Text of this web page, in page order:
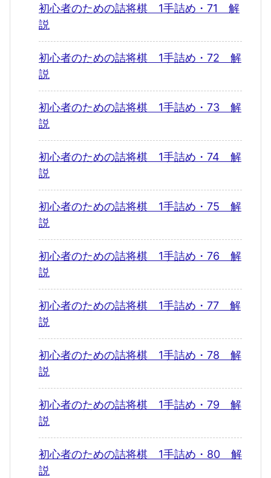
初心者のための詰将棋 1手詰め・71 解
説
初心者のための詰将棋 1手詰め・72 解
説
初心者のための詰将棋 1手詰め・73 解
説
初心者のための詰将棋 1手詰め・74 解
説
初心者のための詰将棋 1手詰め・75 解
説
初心者のための詰将棋 1手詰め・76 解
説
初心者のための詰将棋 1手詰め・77 解
説
初心者のための詰将棋 1手詰め・78 解
説
初心者のための詰将棋 1手詰め・79 解
説
初心者のための詰将棋 1手詰め・80 解
説